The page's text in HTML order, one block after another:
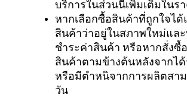
บริการในส่วนนี้เพิ่มเติมในร
หากเลือกซื้อสินค้าที่ถูกใจไ
สินค้าว่าอยู่ในสภาพใหม่แล
ชำระค่าสินค้า หรือหากสั่งซื้
สินค้าตามข้างต้นหลังจากไ
หรือมีตำหนิจากการผลิตสา
วัน